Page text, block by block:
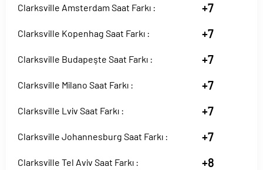
Clarksville Amsterdam Saat Farkı : +7
Clarksville Kopenhag Saat Farkı : +7
Clarksville Budapeşte Saat Farkı : +7
Clarksville Milano Saat Farkı : +7
Clarksville Lviv Saat Farkı : +7
Clarksville Johannesburg Saat Farkı : +7
Clarksville Tel Aviv Saat Farkı : +8